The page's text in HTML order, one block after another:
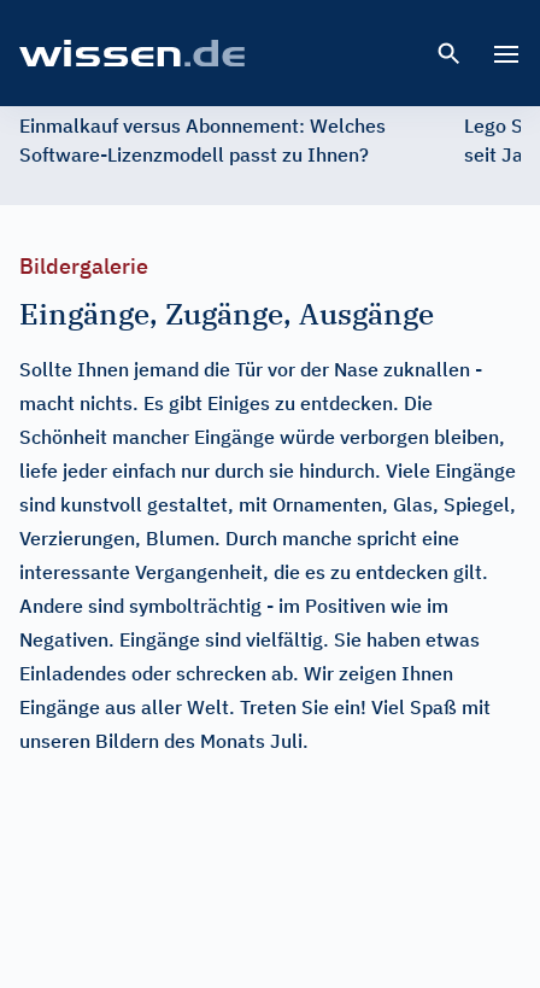
Einmalkauf versus Abonnement: Welches
Software-Lizenzmodell passt zu Ihnen?
Lego
seit
Bildergalerie
Eingänge, Zugänge, Ausgänge
Sollte Ihnen jemand die Tür vor der Nase zuknallen -
macht nichts. Es gibt Einiges zu entdecken. Die
Schönheit mancher Eingänge würde verborgen bleiben,
liefe jeder einfach nur durch sie hindurch. Viele Eingänge
sind kunstvoll gestaltet, mit Ornamenten, Glas, Spiegel,
Verzierungen, Blumen. Durch manche spricht eine
interessante Vergangenheit, die es zu entdecken gilt.
Andere sind symbolträchtig - im Positiven wie im
Negativen. Eingänge sind vielfältig. Sie haben etwas
Einladendes oder schrecken ab. Wir zeigen Ihnen
Eingänge aus aller Welt. Treten Sie ein! Viel Spaß mit
unseren Bildern des Monats Juli.